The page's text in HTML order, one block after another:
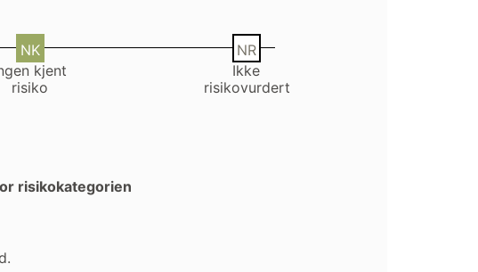
NK
kjent
risiko
NR
Ikke
risikovurdert
risikokategorien